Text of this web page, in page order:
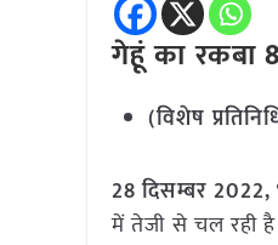
गेहूं का रकबा
(विशेष
28 दिसम्बर 2022,
में तेजी से चल रही